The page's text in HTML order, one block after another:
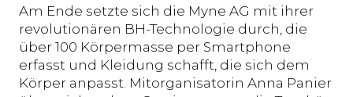
Am Ende setzte sich die Myne AG mit ihrer
revolutionären BH-Technologie durch, die
über 100 Körpermasse per Smartphone
erfasst und Kleidung schafft, die sich dem
Körper anpasst. Mitorganisatorin Anna Panier